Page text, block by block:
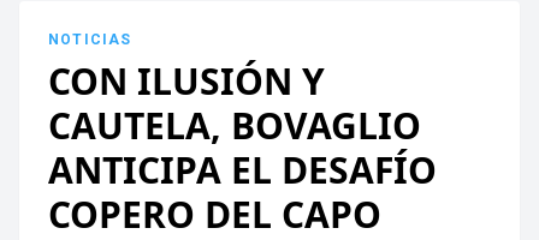
NOTICIAS
CON ILUSIÓN Y
CAUTELA, BOVAGLIO
ANTICIPA EL DESAFÍO
COPERO DEL CAPO